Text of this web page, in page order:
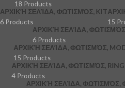
18 Products
ΑΡΧΙΚΉ ΣΕΛΊΔΑ, ΦΩΤΙΣΜΌΣ, KIT
6 Products
15
ΑΡΧΙΚΉ ΣΕΛΊΔΑ,
6 Products
ΑΡΧΙΚΉ ΣΕΛΊΔΑ, ΦΩΤΙΣΜΌΣ,
15 Products
ΑΡΧΙΚΉ ΣΕΛΊΔΑ, ΦΩΤΙΣΜΌΣ,
4 Products
ΑΡΧΙΚΉ ΣΕΛΊΔΑ, ΦΩΤΙΣΜΌΣ,